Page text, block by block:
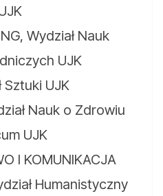
Wydział Nauk
UJK
Sztuki UJK
Nauk o Zdrowiu
UJK
I KOMUNIKACJA
Humanistyczny